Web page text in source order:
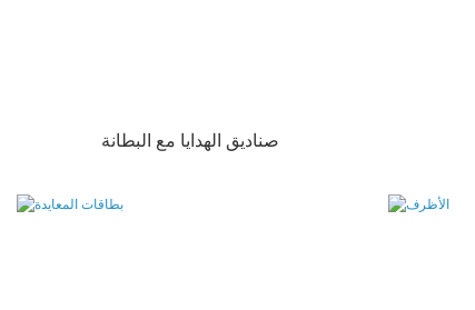
صناديق الهدايا مع البطانة